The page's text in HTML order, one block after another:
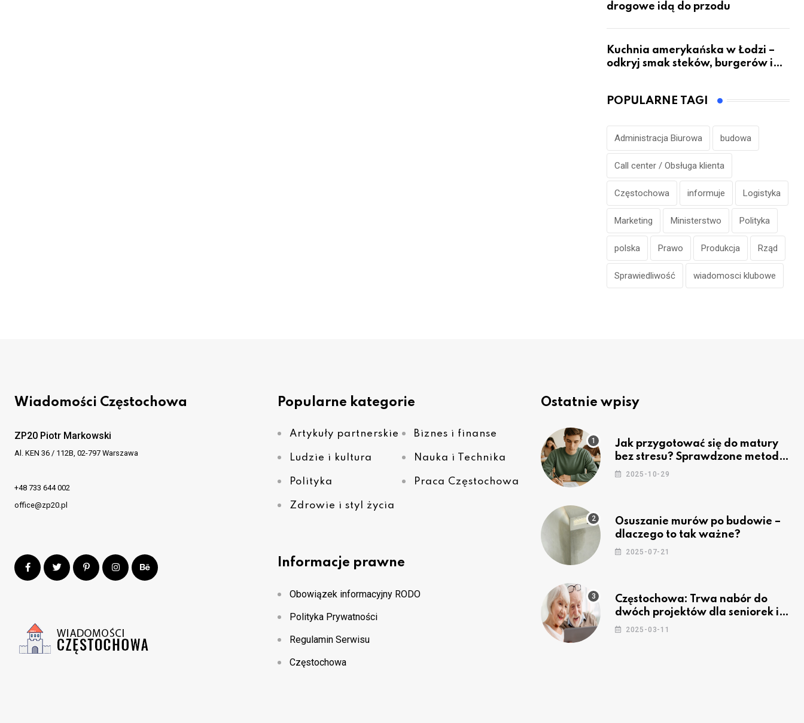
drogowe idą do przodu
Kuchnia amerykańska w Łodzi –
odkryj smak steków, burgerów i
POPULARNE TAGI
Administracja Biurowa budowa
Call center / Obsługa klienta
Częstochowa informuje Logistyka
Marketing Ministerstwo Polityka
polska Prawo Produkcja Rząd
Sprawiedliwość wiadomosci klubowe
Wiadomości Częstochowa
ZP20 Piotr Markowski
Al. KEN 36 / 112B, 02-797 Warszawa
+48 733 644 002
office@zp20.pl
Popularne kategorie
Artykuły partnerskie Biznes i finanse
Ludzie i kultura Nauka i Technika
Polityka Praca Częstochowa
Zdrowie i styl życia
Informacje prawne
Obowiązek informacyjny RODO
Polityka Prywatności
Regulamin Serwisu
Częstochowa
Ostatnie wpisy
Jak przygotować się do matury
bez stresu? Sprawdzone metody
nauki z kursów w Częstochowie
2025-10-29
Osuszanie murów po budowie –
dlaczego to tak ważne?
2025-07-21
Częstochowa: Trwa nabór do
dwóch projektów dla seniorek i
seniorów
2025-03-11